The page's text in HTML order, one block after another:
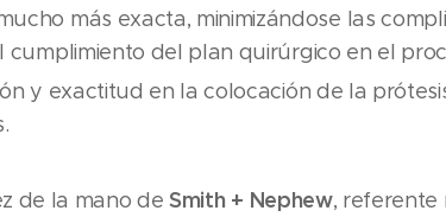
más exacta, minimizándose las
cumplimiento del plan quirúrgico en el
y exactitud en la colocación de la
de la mano deSmith + Nephew, referente